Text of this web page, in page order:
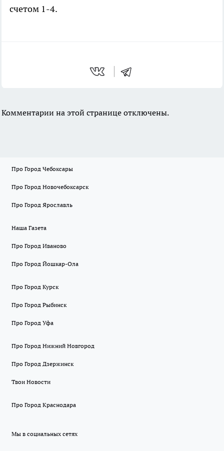
счетом 1-4.
Комментарии на этой странице отключены.
Про Город Чебоксары
Про Город Новочебоксарск
Про Город Ярославль
Наша Газета
Про Город Иваново
Про Город Йошкар-Ола
Про Город Курск
Про Город Рыбинск
Про Город Уфа
Про Город Нижний Новгород
Про Город Дзержинск
Твои Новости
Про Город Краснодара
Мы в социальных сетях